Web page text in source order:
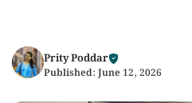
Prity Poddar
Published: June 12, 2026